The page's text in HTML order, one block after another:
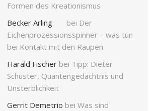
Formen des Kreationismus
Becker Arling
bei Der
Eichenprozessionsspinner – was tun
bei Kontakt mit den Raupen
Harald Fischer bei Tipp: Dieter
Schuster, Quantengedächtnis und
Unsterblichkeit
Gerrit Demetrio bei Was sind